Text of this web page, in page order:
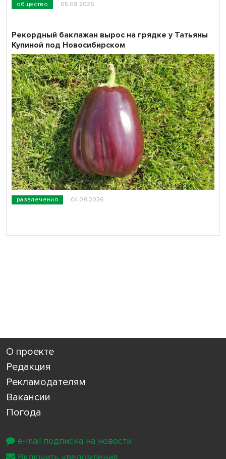
общество 05.08.2026
развлечения 04.08.2026
Рекордный баклажан вырос на грядке у Татьяны
Купиной под Новосибирском
О проекте
Редакция
Рекламодателям
Вакансии
Погода
e-mail подписка на новости